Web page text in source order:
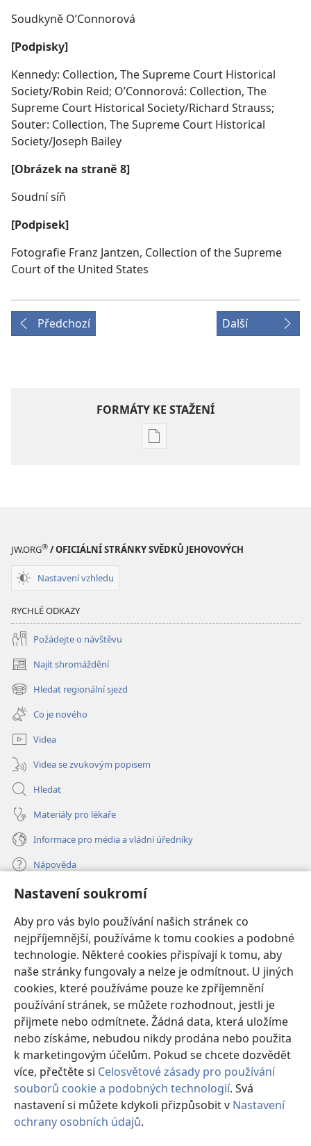
Nastavení soukromí
Aby pro vás bylo používání našich stránek co
nejpříjemnější, používáme k tomu cookies a podobné
technologie. Některé cookies přispívají k tomu, aby
naše stránky fungovaly a nelze je odmítnout. U jiných
cookies, které používáme pouze ke zpříjemnění
používání stránek, se můžete rozhodnout, jestli je
přijmete nebo odmítnete. Žádná data, která uložíme
nebo získáme, nebudou nikdy prodána nebo použita
k marketingovým účelům. Pokud se chcete dozvědět
více, přečtěte si Celosvětové zásady pro používání
souborů cookie a podobných technologií. Svá
nastavení si můžete kdykoli přizpůsobit v Nastavení
ochrany osobních údajů.
Soudkyně O’Connorová
[Podpisky]
Kennedy: Collection, The Supreme Court Historical
Society/Robin Reid; O’Connorová: Collection, The
Supreme Court Historical Society/Richard Strauss;
Souter: Collection, The Supreme Court Historical
Society/Joseph Bailey
[Obrázek na straně 8]
Soudní síň
[Podpisek]
Fotografie Franz Jantzen, Collection of the Supreme
Court of the United States
Předchozí Další
FORMÁTY KE STAŽENÍ
Formáty
JW.ORG® / OFICIÁLNÍ STRÁNKY SVĚDKŮ JEHOVOVÝCH
Nastavení vzhledu
RYCHLÉ ODKAZY
Požádejte o návštěvu
Najít shromáždění
(otevřeno
nové
okno)
Hledat regionální sjezd
(otevřeno
nové
okno)
Co je nového
Videa
Videa se zvukovým popisem
Hledat
Materiály pro lékaře
Informace pro média a vládní úředníky
Nápověda
Dary
nové
okno) ONLINE KNIHOVNA Strážné věže
(otevřeno
nové
okno)JW Hub®
(otevřeno
nové
okno)JW Library
Watchtower Library
Copyright© 2026 Watch Tower Bible and Tract Society of Pennsylvania.
PODMÍNKY POUŽITÍ| OCHRANA SOUKROMÍ
SOUKROMÍ